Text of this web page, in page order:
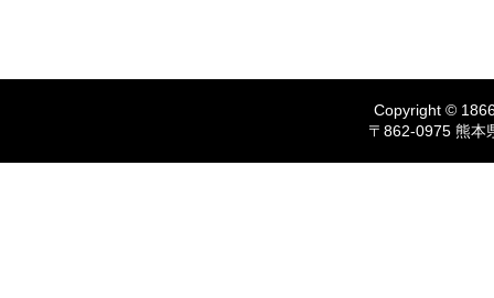
Copyright ©
〒862-0975 熊本